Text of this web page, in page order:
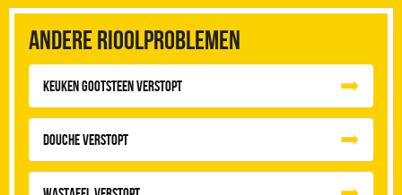
Andere rioolproblemen
Keuken Gootsteen Verstopt
Douche Verstopt